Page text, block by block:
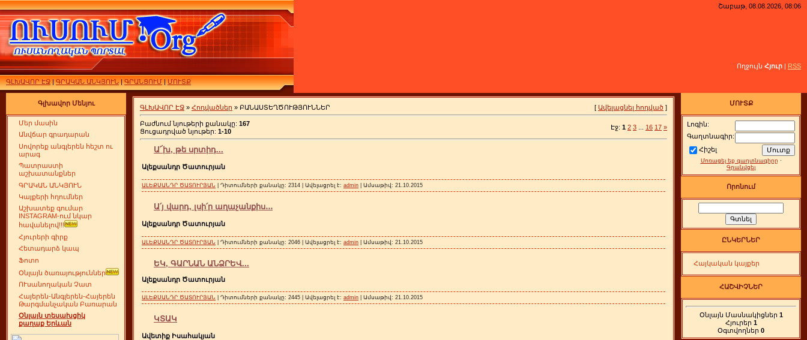
ԳԼԽԱՎՈՐ ԷՋ|ԳՐԱԿԱՆ ԱՆԿՅՈՒՆ|ԳՐԱՆՑՈՒՄ|ՄՈՒՏՔ
Շաբաթ, 08.08.2026, 08:06
Ողջույն Հյուր | RSS
Գլխավոր Մենյու
Մեր մասին
Անվճար գրադարան
Սովորեք անգլերեն հեշտ ու
արագ
Պատրաստի
աշխատանքներ
ԳՐԱԿԱՆ ԱՆԿՅՈՒՆ
Կայքերի հղումներ
Աշխատեք գումար
INSTAGRAM-ում նկար
հավանելով!!!
Հյուրերի գիրք
Հետադարձ կապ
Ֆոտո
Օնլայն ծառայություններ
ՈՒսանողական Չատ
Հայերեն-Անգլերեն-Հայերեն
Թարգմանչական Բառարան
Օնլայն տեսախցիկ
քաղաք Երևան
ԳԼԽԱՎՈՐ ԷՋ » Հոդվածներ » ԲԱՆԱՍՏԵՂԾՈՒԹՅՈՒՆՆԵՐ [ Ավելացնել հոդված ]
Բաժնում նյութերի քանակը: 167
Ցուցադրված նյութեր: 1-10
Էջ: 1 2 3 16 17 »
Ա՜խ, թե սրտիդ...
Ալեքսանդր Ծատուրյան
ԱԼԵՔՍԱՆԴՐ ԾԱՏՈՒՐՅԱՆ | Դիտումների քանակը: 2314 | Ավելացրել է: admin | Ամսաթիվ: 21.10.2015
Ա՛յ վարդ, լսի՛ր աղաչանքիս․․․
Ալեքսանդր Ծատուրյան
ԱԼԵՔՍԱՆԴՐ ԾԱՏՈՒՐՅԱՆ | Դիտումների քանակը: 2046 | Ավելացրել է: admin | Ամսաթիվ: 21.10.2015
ԵԿ, ԳԱՐՆԱՆ ԱՆՁՐԵՎ...
Ալեքսանդր Ծատուրյան
ԱԼԵՔՍԱՆԴՐ ԾԱՏՈՒՐՅԱՆ | Դիտումների քանակը: 2445 | Ավելացրել է: admin | Ամսաթիվ: 21.10.2015
ԿՏԱԿ
Ավետիք Իսահակյան
ՄՈՒՏՔ
Լոգին:
Գաղտնագիր:
Հիշել
Մոռացել եք գաղտնագիրը ·
Գրանվցել
Որոնում
ԸՆԿԵՐՆԵՐ
Հայկական կայքեր
ՀԱՇՎԻՉՆԵՐ
Օնլայն Մասնակիցներ 1
Հյուրեր 1
Օգտվողներ 0